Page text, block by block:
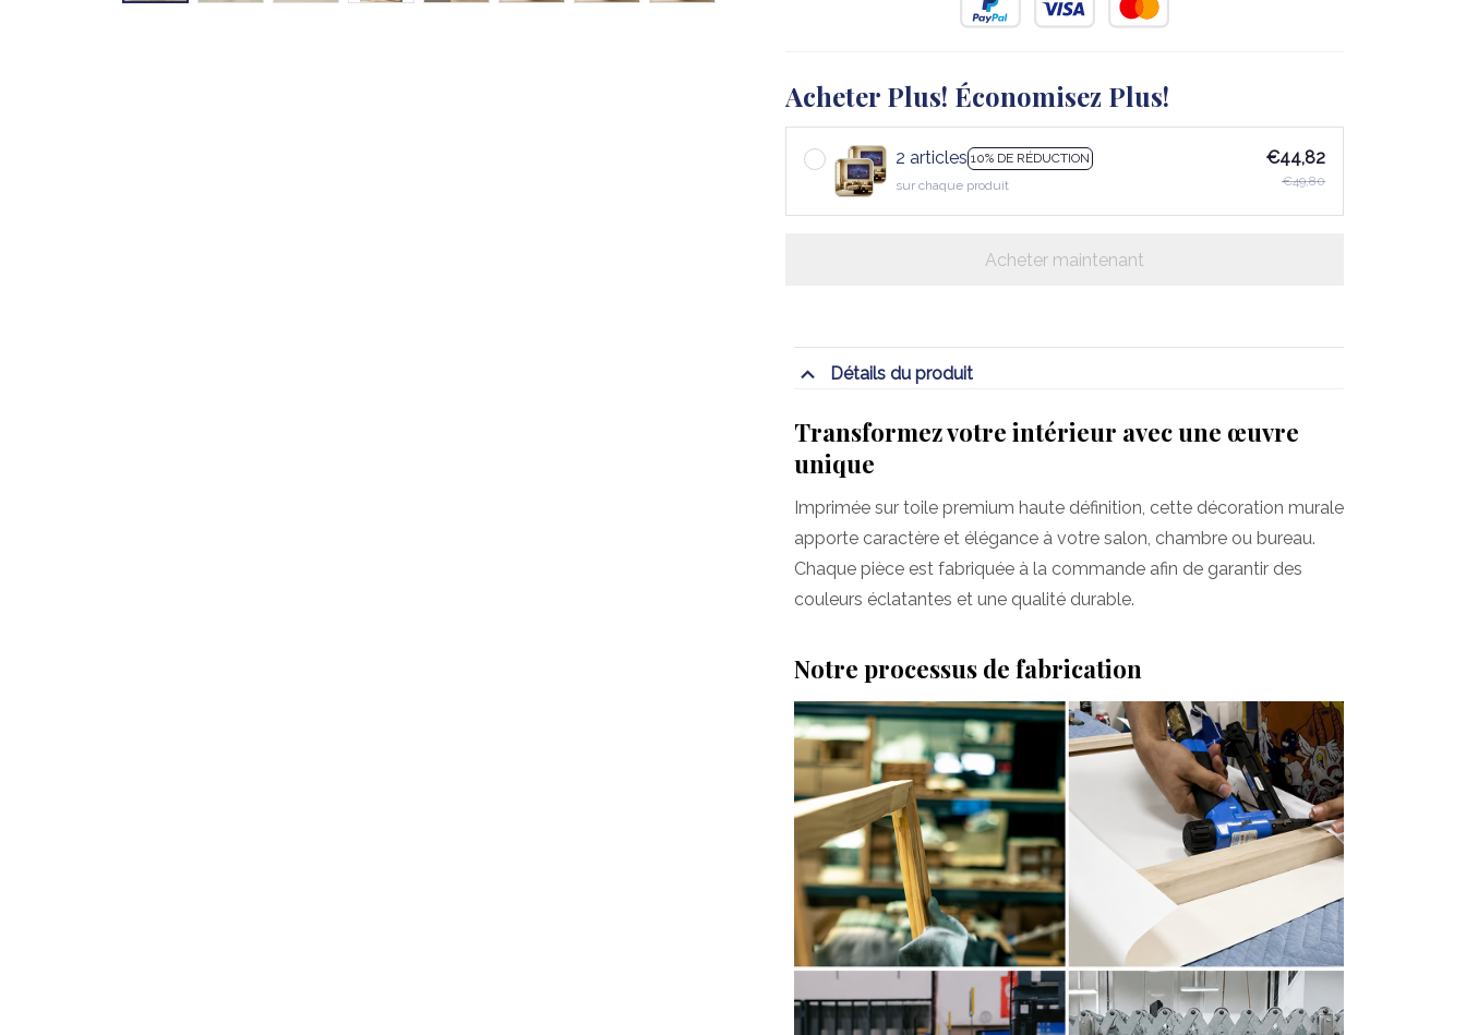
Acheter Plus! Économisez Plus!
2 articles 10% DE RÉDUCTION
sur chaque produit
€44,82
€49,80
Acheter maintenant
Détails du produit
Transformez votre intérieur avec une œuvre
unique
Imprimée sur toile premium haute définition, cette décoration murale
apporte caractère et élégance à votre salon, chambre ou bureau.
Chaque pièce est fabriquée à la commande afin de garantir des
couleurs éclatantes et une qualité durable.
Notre processus de fabrication